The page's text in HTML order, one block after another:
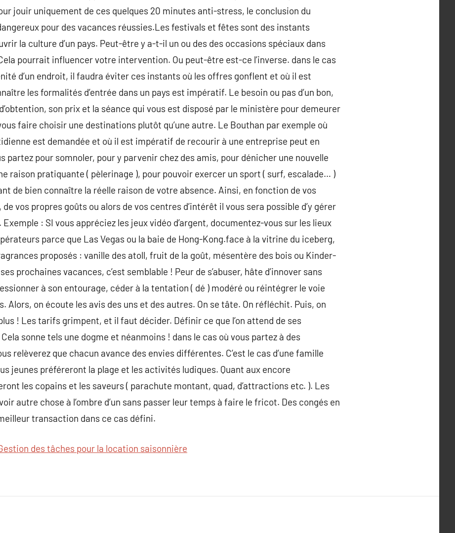
jouir uniquement de ces quelques 20 minutes anti-stress, le conclusion du
pour des vacances réussies.Les festivals et fêtes sont des instants
la culture d’un pays. Peut-être y a-t-il un ou des des occasions spéciaux dans
pourrait influencer votre intervention. Ou peut-être est-ce l’inverse. dans le cas
d’un endroit, il faudra éviter ces instants où les offres gonflent et où il est
les formalités d’entrée dans un pays est impératif. Le besoin ou pas d’un bon,
son prix et la séance qui vous est disposé par le ministère pour demeurer
faire choisir une destinations plutôt qu’une autre. Le Bouthan par exemple où
est demandée et où il est impératif de recourir à une entreprise peut en
partez pour somnoler, pour y parvenir chez des amis, pour dénicher une nouvelle
raison pratiquante ( pèlerinage ), pour pouvoir exercer un sport ( surf, escalade… )
de bien connaître la réelle raison de votre absence. Ainsi, en fonction de vos
vos propres goûts ou alors de vos centres d’intérêt il vous sera possible d’y gérer
: SI vous appréciez les jeux vidéo d’argent, documentez-vous sur les lieux
parce que Las Vegas ou la baie de Hong-Kong.face à la vitrine du iceberg,
proposés : vanille des atoll, fruit de la goût, mésentère des bois ou Kinder-
prochaines vacances, c’est semblable ! Peur de s’abuser, hâte d’innover sans
à son entourage, céder à la tentation ( dé ) modéré ou réintégrer le voie
Alors, on écoute les avis des uns et des autres. On se tâte. On réfléchit. Puis, on
! Les tarifs grimpent, et il faut décider. Définir ce que l’on attend de ses
sonne tels une dogme et néanmoins ! dans le cas où vous partez à des
relèverez que chacun avance des envies différentes. C’est le cas d’une famille
jeunes préféreront la plage et les activités ludiques. Quant aux encore
les copains et les saveurs ( parachute montant, quad, d’attractions etc. ). Les
autre chose à l’ombre d’un sans passer leur temps à faire le fricot. Des congés en
transaction dans ce cas défini.
des tâches pour la location saisonnière